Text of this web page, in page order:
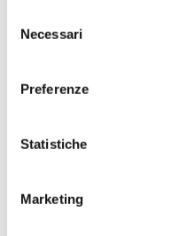
delNecessari
Preferenze
Statistiche
Marketing
Nazioni Unite: